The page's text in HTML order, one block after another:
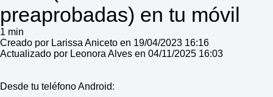
preaprobadas) en tu móvil
1 min
Creado por Larissa Aniceto en 19/04/2023 16:16
Actualizado por Leonora Alves en 04/11/2025 16:03
Desde tu teléfono Android: